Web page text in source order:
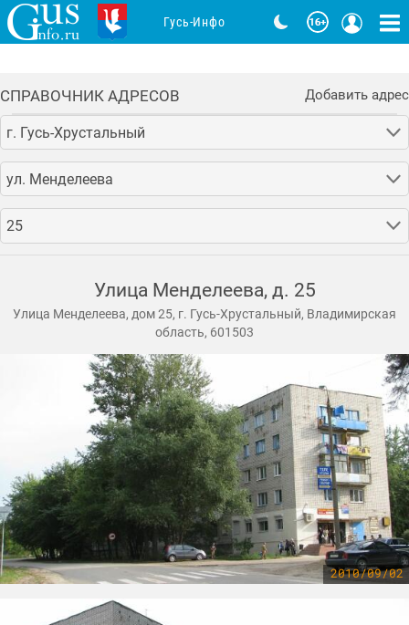
СПРАВОЧНИК АДРЕСОВ Добавить адрес
г. Гусь-Хрустальный
ул. Менделеева
25
Улица Менделеева, д. 25
Улица Менделеева, дом 25, г. Гусь-Хрустальный, Владимирская
область, 601503
2010/09/02
Гусь-Инфо